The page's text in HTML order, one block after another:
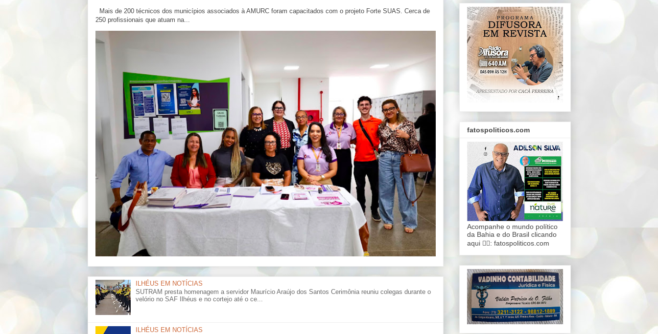
Mais de 200 técnicos dos municípios associados à AMURC foram capacitados com o projeto Forte SUAS. Cerca de
250 profissionais que atuam na...
ILHÉUS EM NOTÍCIAS
SUTRAM presta homenagem a servidor Maurício Araújo dos Santos Cerimônia reuniu colegas durante o
velório no SAF Ilhéus e no cortejo até o ce...
ILHÉUS EM NOTÍCIAS
fatospoliticos.com
Acompanhe o mundo político
da Bahia e do Brasil clicando
aqui 👇🏾: fatospoliticos.com